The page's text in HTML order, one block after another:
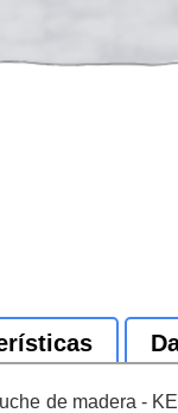
de madera -